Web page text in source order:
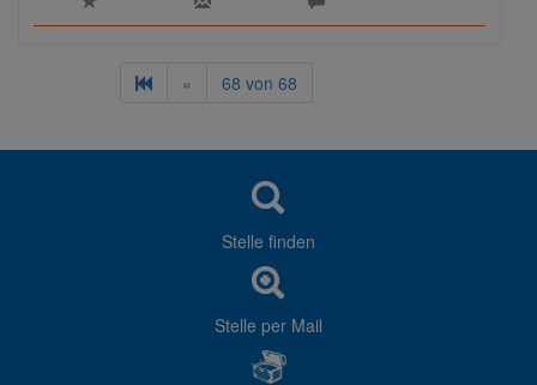
« 68 von 68
Stelle finden
Stelle per Mail